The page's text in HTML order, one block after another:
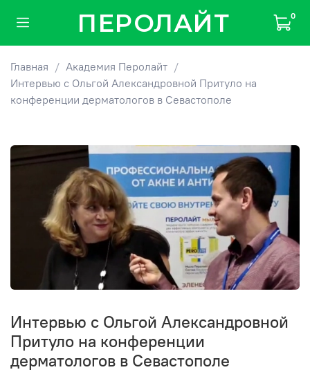
ПЕРОЛАЙТ 0
Главная
Академия Перолайт
Интервью с Ольгой Александровной Притуло на
конференции дерматологов в Севастополе
Интервью с Ольгой Александровной
Притуло на конференции
дерматологов в Севастополе